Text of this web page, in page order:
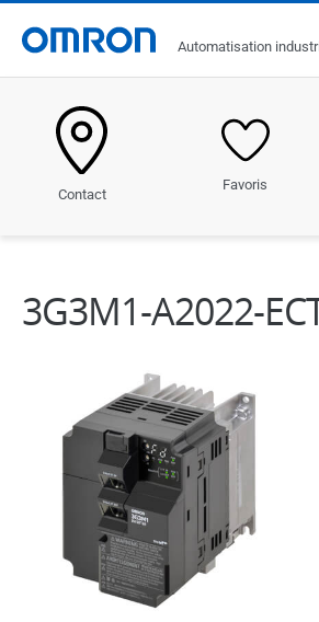
Automatisation
Contact
Favoris
Produits
Services et assistance
3G3M1-A2022-